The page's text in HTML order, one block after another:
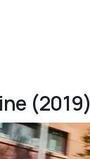
(2019)